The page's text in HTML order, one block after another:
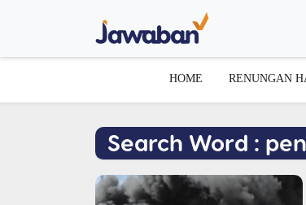
HOME RENUNGAN
Search Word :